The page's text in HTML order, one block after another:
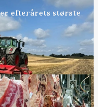
efterårets største